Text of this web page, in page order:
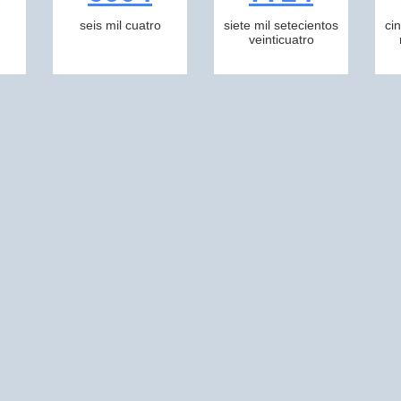
seis mil cuatro
siete mil setecientos
veinticuatro